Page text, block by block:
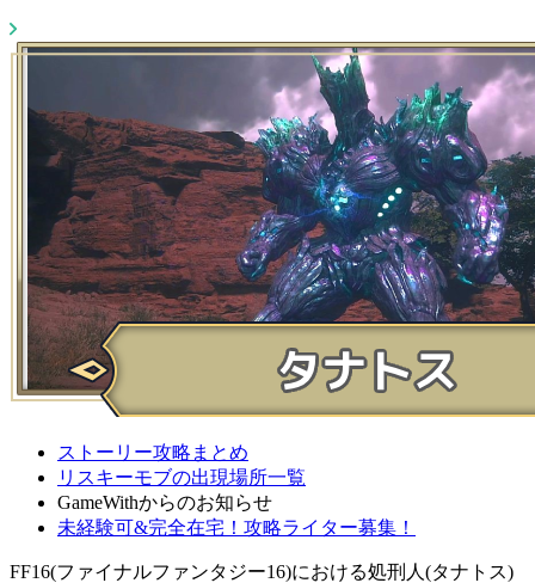
ストーリー攻略まとめ
リスキーモブの出現場所一覧
GameWithからのお知らせ
未経験可&完全在宅！攻略ライター募集！
FF16(ファイナルファンタジー16)における処刑人(タナトス)